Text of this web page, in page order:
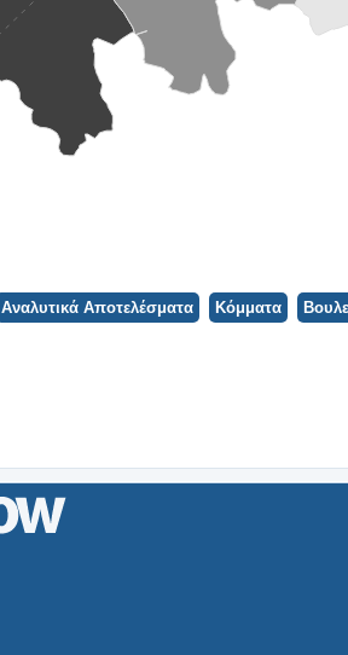
Αναλυτικά Αποτελέσματα Κόμματα